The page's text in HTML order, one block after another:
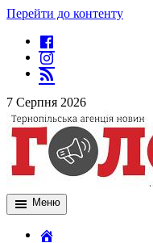
Перейти до контенту
7 Серпня 2026
Меню